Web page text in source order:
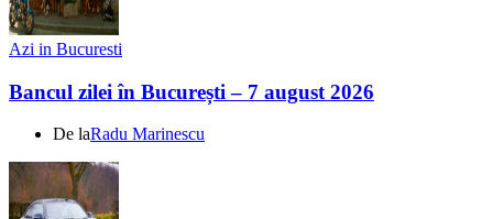
Azi in Bucuresti
Bancul zilei în București – 7 august 2026
De laRadu Marinescu